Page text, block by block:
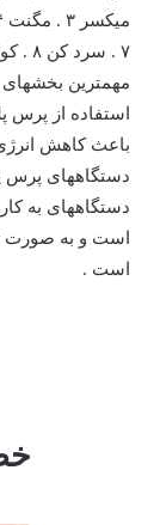
مهمترین
استفاده از پرس
باعث کاهش
دستگاههای پرس
دستگاههای به
است و به
است .